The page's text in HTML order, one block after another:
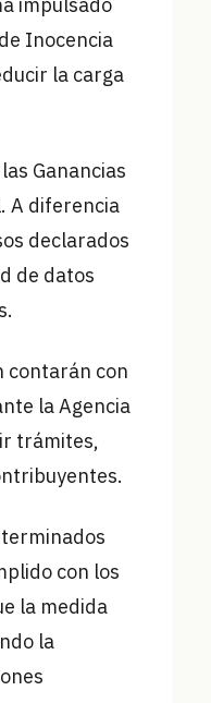
impulsado
Inocencia
la carga
Ganancias
A diferencia
declarados
de datos
contarán con
la Agencia
trámites,
con los
la medida
la